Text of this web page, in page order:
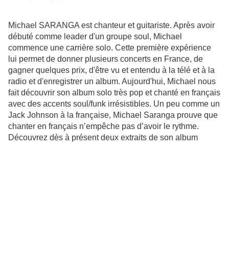
Michael SARANGA est chanteur et guitariste. Après avoir
débuté comme leader d'un groupe soul, Michael
commence une carrière solo. Cette première expérience
lui permet de donner plusieurs concerts en France, de
gagner quelques prix, d'être vu et entendu à la télé et à la
radio et d'enregistrer un album. Aujourd'hui, Michael nous
fait découvrir son album solo très pop et chanté en français
avec des accents soul/funk irrésistibles. Un peu comme un
Jack Johnson à la française, Michael Saranga prouve que
chanter en français n’empêche pas d’avoir le rythme.
Découvrez dès à présent deux extraits de son album